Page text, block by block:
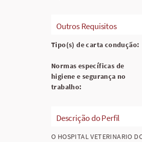
Outros Requisitos
Tipo(s) de carta condução:
Normas específicas de
higiene e segurança no
trabalho:
Descrição do Perfil
O HOSPITAL VETERINARIO